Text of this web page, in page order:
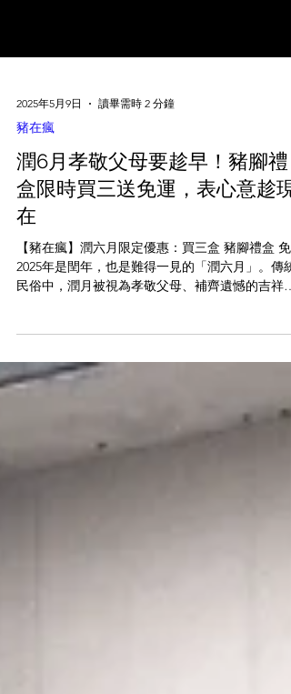
2025年5月9日
豬在瘋
潤6月孝敬父母要趁早！豬腳禮
盒限時買三送免運，表心意趁現
在
【豬在瘋】潤六月限定優惠：買三盒 豬腳禮盒 免
2025年是閏年，也是難得一見的「潤六月」。傳統
份。正因如此，出嫁女兒潤六月送禮孝親，成了許